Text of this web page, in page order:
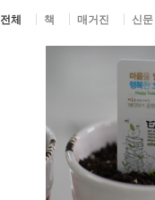
전체 책 매거진 신문